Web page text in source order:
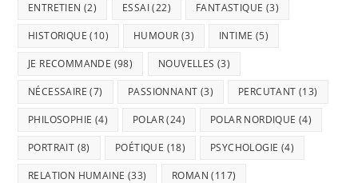
ENTRETIEN (2) ESSAI(22) FANTASTIQUE (3)
HISTORIQUE (10) HUMOUR (3) INTIME (5)
JE RECOMMANDE (98) NOUVELLES (3)
NÉCESSAIRE (7) PASSIONNANT (3) PERCUTANT (13)
PHILOSOPHIE (4) POLAR(24) POLAR NORDIQUE (4)
PORTRAIT (8) POÉTIQUE (18) PSYCHOLOGIE (4)
RELATION HUMAINE (33) ROMAN (117)